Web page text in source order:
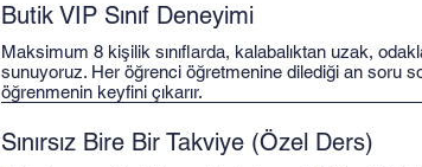
Butik VIP Sınıf Deneyimi
Maksimum 8 kişilik sınıflarda, kalabalıktan uzak,
sunuyoruz. Her öğrenci öğretmenine dilediği an soru
öğrenmenin keyfini çıkarır.
Sınırsız Bire Bir Takviye (Özel Ders)